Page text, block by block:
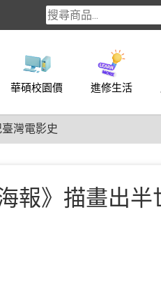
華碩校園價 進修生活
灣電影史
報》描畫出半